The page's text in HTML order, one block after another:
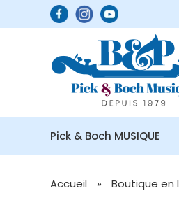
Pick & Boch MUSIQUE
Accueil » Boutique en